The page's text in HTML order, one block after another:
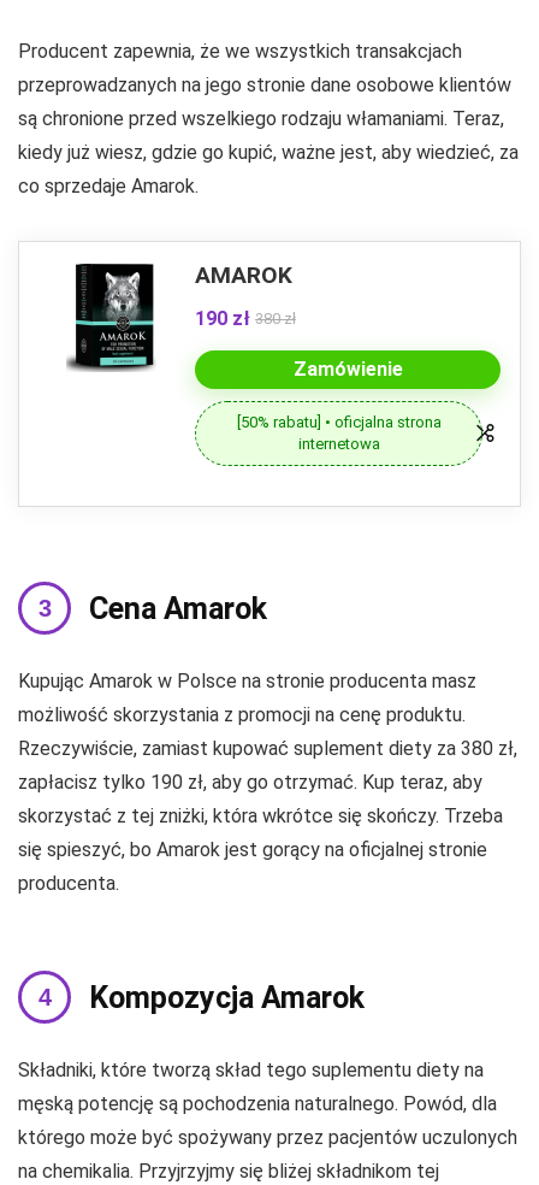
Producent zapewnia, że ​​we wszystkich transakcjach
przeprowadzanych na jego stronie dane osobowe klientów
są chronione przed wszelkiego rodzaju włamaniami. Teraz,
kiedy już wiesz, gdzie go kupić, ważne jest, aby wiedzieć, za
co sprzedaje Amarok.
AMAROK
190 zł 380 zł
Zamówienie
[50% rabatu] • oficjalna strona
internetowa
Cena Amarok
Kupując Amarok w Polsce na stronie producenta masz
możliwość skorzystania z promocji na cenę produktu.
Rzeczywiście, zamiast kupować suplement diety za 380 zł,
zapłacisz tylko 190 zł, aby go otrzymać. Kup teraz, aby
skorzystać z tej zniżki, która wkrótce się skończy. Trzeba
się spieszyć, bo Amarok jest gorący na oficjalnej stronie
producenta.
Kompozycja Amarok
Składniki, które tworzą skład tego suplementu diety na
męską potencję są pochodzenia naturalnego. Powód, dla
którego może być spożywany przez pacjentów uczulonych
na chemikalia. Przyjrzyjmy się bliżej składnikom tej